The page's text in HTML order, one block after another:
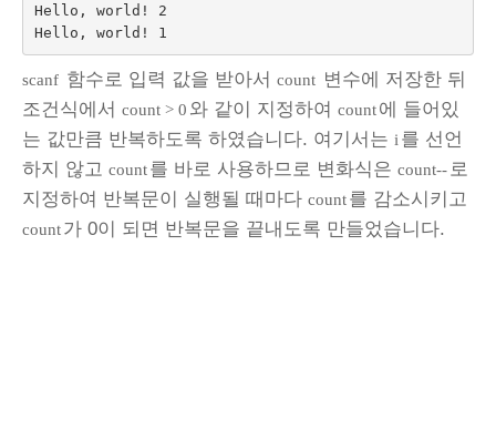
Hello, world! 2
scanf 함수로 입력 값을 받아서 count 변수에 저장한 뒤
조건식에서 count > 0 와 같이 지정하여 count에 들어있
는 값만큼 반복하도록 하였습니다. 여기서는 i 를 선언
하지 않고 count를 바로 사용하므로 변화식은 count--로
지정하여 반복문이 실행될 때마다 count를 감소시키고
count가 0이 되면 반복문을 끝내도록 만들었습니다.